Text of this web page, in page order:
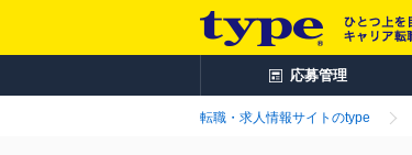
応募管理
転職・求人情報サイトのtype